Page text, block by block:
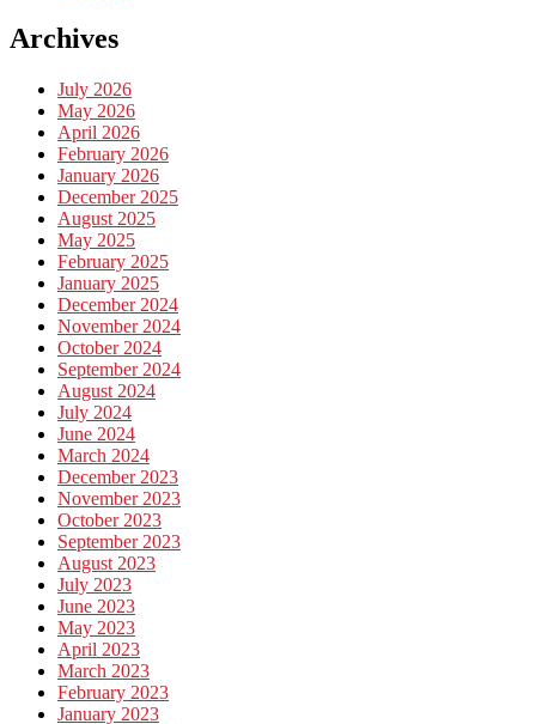
was:
RM120.00.
Archives
July 2026
May 2026
April 2026
February 2026
January 2026
December 2025
August 2025
May 2025
February 2025
January 2025
December 2024
November 2024
October 2024
September 2024
August 2024
July 2024
June 2024
March 2024
December 2023
November 2023
October 2023
September 2023
August 2023
July 2023
June 2023
May 2023
April 2023
March 2023
February 2023
January 2023